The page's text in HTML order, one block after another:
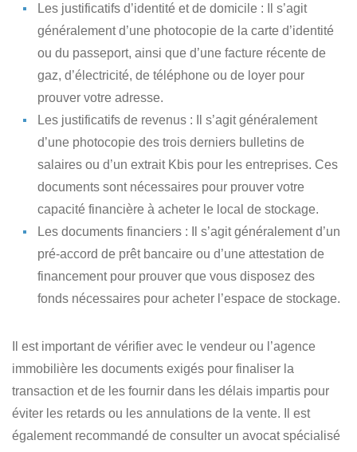
Les justificatifs d’identité et de domicile : Il s’agit
généralement d’une photocopie de la carte d’identité
ou du passeport, ainsi que d’une facture récente de
gaz, d’électricité, de téléphone ou de loyer pour
prouver votre adresse.
Les justificatifs de revenus : Il s’agit généralement
d’une photocopie des trois derniers bulletins de
salaires ou d’un extrait Kbis pour les entreprises. Ces
documents sont nécessaires pour prouver votre
capacité financière à acheter le local de stockage.
Les documents financiers : Il s’agit généralement d’un
pré-accord de prêt bancaire ou d’une attestation de
financement pour prouver que vous disposez des
fonds nécessaires pour acheter l’espace de stockage.
Il est important de vérifier avec le vendeur ou l’agence
immobilière les documents exigés pour finaliser la
transaction et de les fournir dans les délais impartis pour
éviter les retards ou les annulations de la vente. Il est
également recommandé de consulter un avocat spécialisé